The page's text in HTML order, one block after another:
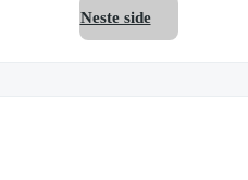
Neste side